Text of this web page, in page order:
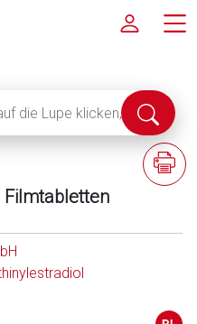
Suche
F
a
o